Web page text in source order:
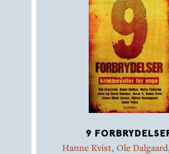
9
Hanne Kvist, Ole Dalgaard,